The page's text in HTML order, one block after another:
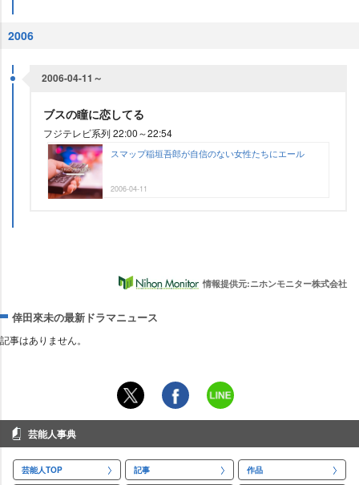
2006
2006-04-11～
ブスの瞳に恋してる
フジテレビ系列 22:00～22:54
スマップ稲垣吾郎が自信のない女性たちにエール
2006-04-11
情報提供元:ニホンモニター株式会社
倖田來未の最新ドラマニュース
記事はありません。
芸能人事典
芸能人TOP 記事 作品